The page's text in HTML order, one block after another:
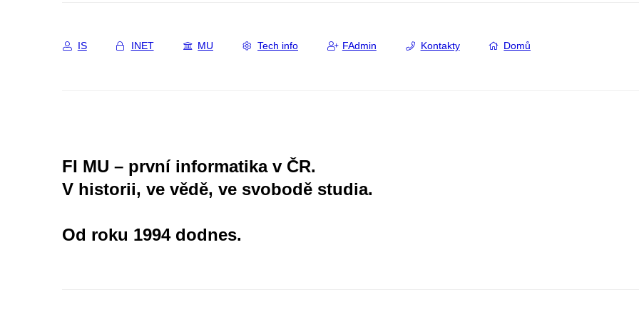
IS INET MU Tech info FAdmin Kontakty Domů
FI MU – první informatika v ČR.
V historii, ve vědě, ve svobodě studia.
Od roku 1994 dodnes.